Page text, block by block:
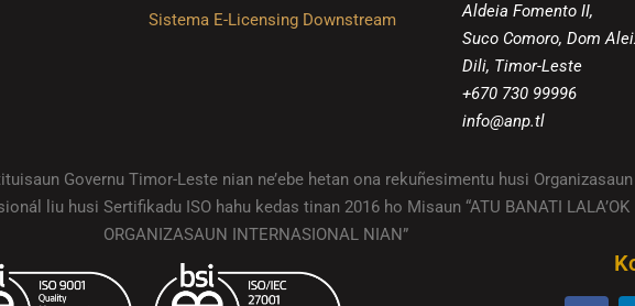
Sistema E-Licensing Downstream
Aldeia Fomento II,
Suco Comoro, Dom
Dili, Timor-Leste
+670 730 99996
info@anp.tl
Governu Timor-Leste nian ne’ebe hetan ona rekuñesimentu husi Organizasaun
liu husi Sertifikadu ISO hahu kedas tinan 2016 ho Misaun “ATU BANATI LALA’OK
ORGANIZASAUN INTERNASIONAL NIAN”